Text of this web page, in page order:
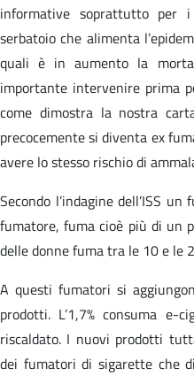
informative soprattutto per
serbatoio che alimenta
quali è in aumento la
importante intervenire prima
come dimostra la nostra
precocemente si diventa ex
avere lo stesso rischio di
Secondo l’indagine dell’ISS
fumatore, fuma cioè più di un
delle donne fuma tra le 10 e le
A questi fumatori si
prodotti. L’1,7% consuma e-
riscaldato. I nuovi prodotti
dei fumatori di sigarette che